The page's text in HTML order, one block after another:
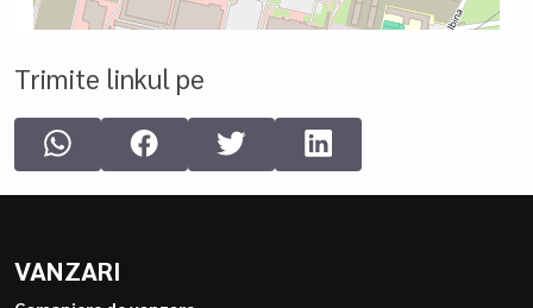
Trimite linkul pe
VANZARI